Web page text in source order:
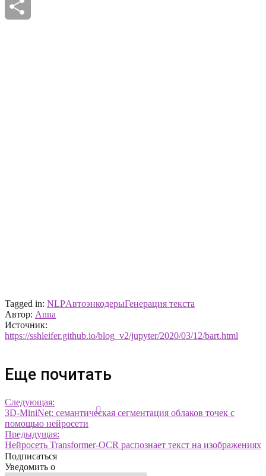
Yahoo
Tagged in: NLPАвтоэнкодерыГенерация текста
Автор: Anna
Источник:
https://sshleifer.github.io/blog_v2/jupyter/2020/03/12/bart.html
Еще почитать
Следующая:
3D-MiniNet: семантическая сегментация облаков точек с
помощью нейросети
Предыдущая:
Нейросеть Transformer-OCR распознает текст на изображениях
Подписаться
Уведомить о